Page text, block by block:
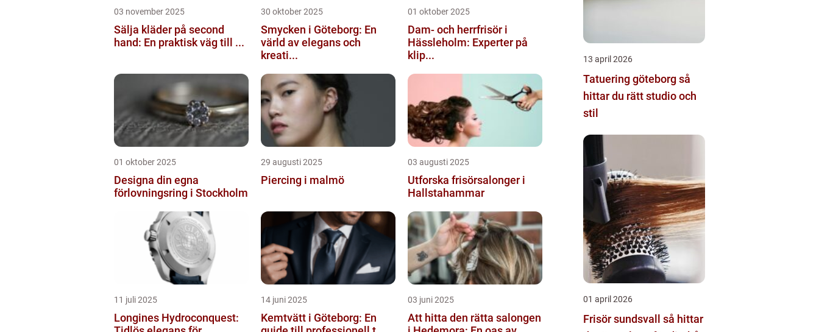
03 november 2025
Sälja kläder på second
hand: En praktisk väg till ...
30 oktober 2025
Smycken i Göteborg: En
värld av elegans och
kreati...
01 oktober 2025
Dam- och herrfrisör i
Hässleholm: Experter på
klip...
01 oktober 2025
Designa din egna
förlovningsring i Stockholm
29 augusti 2025
Piercing i malmö
03 augusti 2025
Utforska frisörsalonger i
Hallstahammar
11 juli 2025
Longines Hydroconquest:
14 juni 2025
Kemtvätt i Göteborg: En
03 juni 2025
Att hitta den rätta salongen
13 april 2026
Tatuering göteborg så
hittar du rätt studio och
stil
01 april 2026
Frisör sundsvall så hittar